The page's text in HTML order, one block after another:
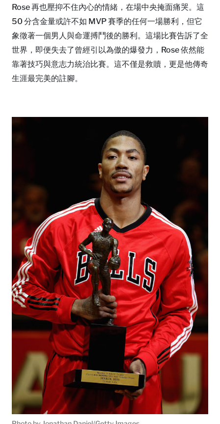
Rose 再也壓抑不住內心的情緒，在場中央掩面痛哭。這
50 分含金量或許不如 MVP 賽季的任何一場勝利，但它
象徵著一個男人與命運搏鬥後的勝利。這場比賽告訴了全
世界，即便失去了曾經引以為傲的爆發力，Rose 依然能
靠著技巧與意志力統治比賽。這不僅是救贖，更是他傳奇
生涯最完美的註腳。